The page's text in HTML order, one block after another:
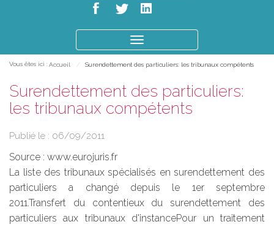
le
Vous êtes ici : Accueil Surendettement des particuliers: les tribunaux compétents
Surendettement des particuliers:
les tribunaux compétents
Publié le : 06/09/2011
Source : www.eurojuris.fr
La liste des tribunaux spécialisés en surendettement des
particuliers a changé depuis le 1er septembre
2011.Transfert du contentieux du surendettement des
particuliers aux tribunaux d'instancePour un traitement